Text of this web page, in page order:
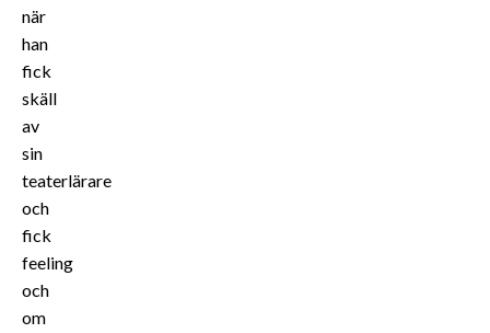
när
han
fick
skäll
av
sin
teaterlärare
och
fick
feeling
och
om